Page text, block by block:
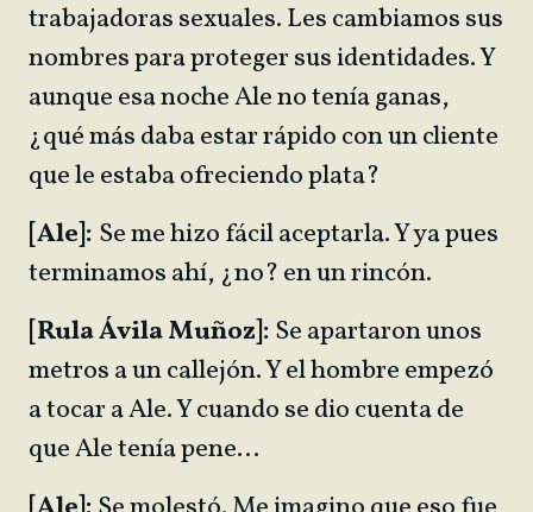
trabajadoras sexuales. Les cambiamos sus
nombres para proteger sus identidades. Y
aunque esa noche Ale no tenía ganas,
¿qué más daba estar rápido con un cliente
que le estaba ofreciendo plata?
[Ale]: Se me hizo fácil aceptarla. Y ya pues
terminamos ahí, ¿no? en un rincón.
[Rula Ávila Muñoz]:Se apartaron unos
metros a un callejón. Y el hombre empezó
a tocar a Ale. Y cuando se dio cuenta de
que Ale tenía pene…